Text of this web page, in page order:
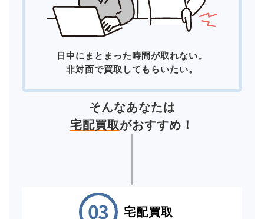
日中にまとまった時間が取れない。
非対面で買取してもらいたい。
そんなあなたは
宅配買取がおすすめ！
宅配買取